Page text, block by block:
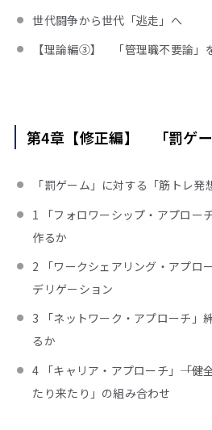
世代闘争から世代「逃走」へ
【理論編③】 「管理職不要論」
第4章【修正編】 「罰ゲ
「罰ゲーム」に対する「筋トレ発
1 「フォロワーシップ・アプロー
作るか
2 「ワークシェアリング・アプロー
デリゲーション
3 「ネットワーク・アプローチ」
るか
4 「キャリア・アプローチ」――「
たり来たり」の組み合わせ